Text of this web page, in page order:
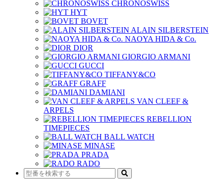
CHRONOSWISS
HYT
BOVET
ALAIN SILBERSTEIN
NAOYA HIDA & Co.
DIOR
GIORGIO ARMANI
GUCCI
TIFFANY&CO
GRAFF
DAMIANI
VAN CLEEF &
ARPELS
REBELLION
TIMEPIECES
BALL WATCH
MINASE
PRADA
RADO